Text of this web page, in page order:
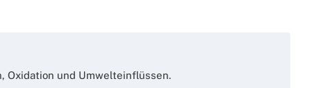
Oxidation und Umwelteinflüssen.